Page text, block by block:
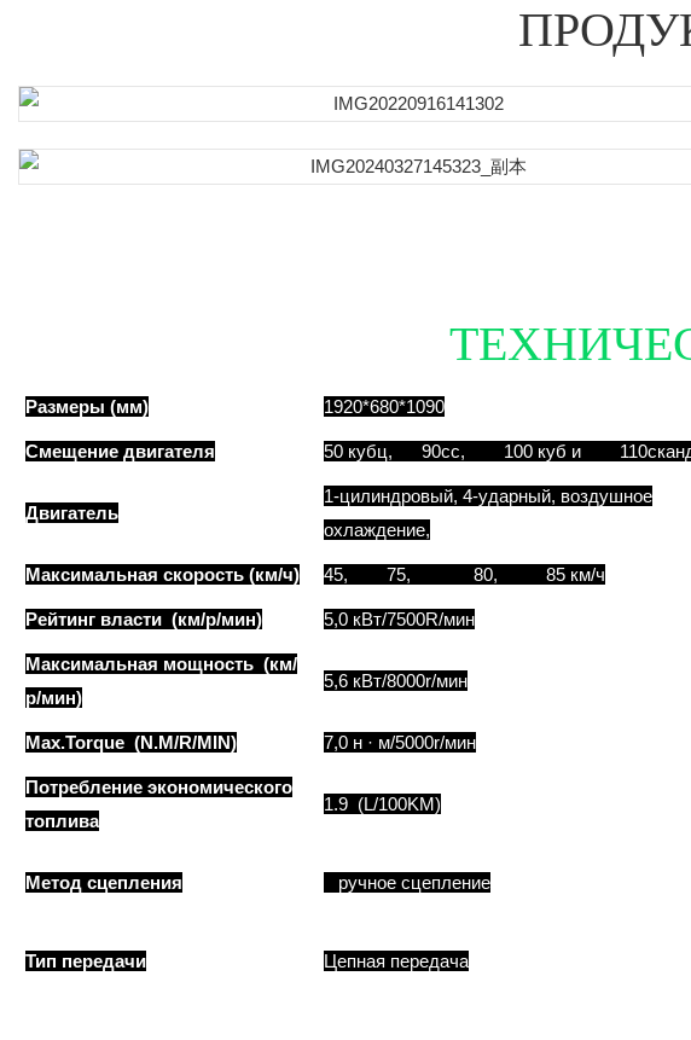
Размеры (мм) 1920*680*1090
Смещение двигателя 50 кубц, 90cc, 100 куб и
Двигатель
1-цилиндровый, 4-ударный, воздушное
охлаждение,
Максимальная скорость (км/ч) 45, 75, 80, 85 км/ч
Рейтинг власти (км/р/мин) 5,0 кВт/7500R/мин
Максимальная мощность (км/
р/мин)
5,6 кВт/8000r/мин
Max.Torque (N.M/R/MIN) 7,0 н · м/5000r/мин
Потребление экономического
топлива
1.9 (L/100KM)
Метод сцепления ручное сцепление
Тип передачи Цепная передача